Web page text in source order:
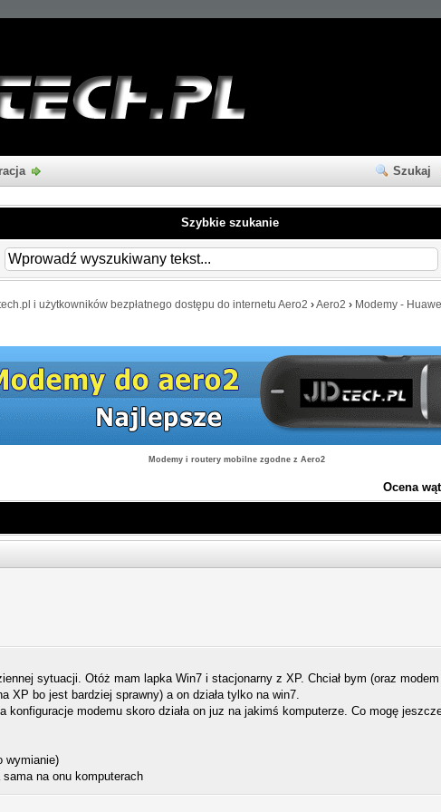
Szukaj
Szybkie szukanie
i użytkowników bezpłatnego dostępu do internetu Aero2 ›Aero2 › Modemy -
Modemy i routery mobilne zgodne z Aero2
Ocena
sytuacji. Otóż mam lapka Win7 i stacjonarny z XP. Chciał bym (oraz
XP bo jest bardziej sprawny) a on działa tylko na win7.
konfiguracje modemu skoro działa on juz na jakimś komputerze. Co mogę
wymianie)
na onu komputerach